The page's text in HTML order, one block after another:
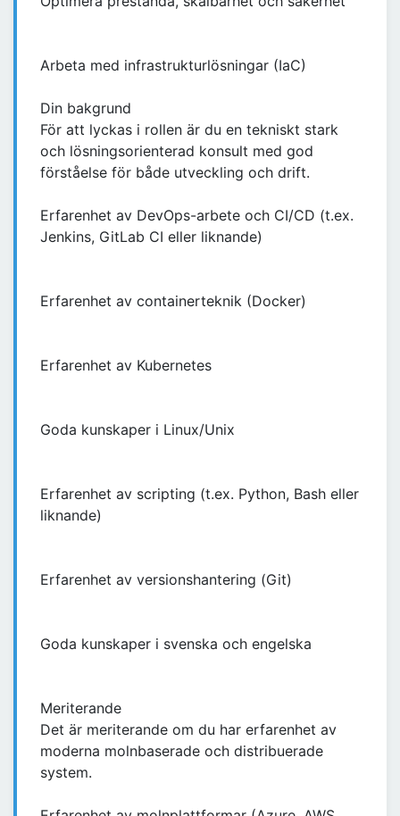
Arbeta med infrastrukturlösningar (IaC)
Din bakgrund
För att lyckas i rollen är du en tekniskt stark
och lösningsorienterad konsult med god
förståelse för både utveckling och drift.
Erfarenhet av DevOps-arbete och CI/CD (t.ex.
Jenkins, GitLab CI eller liknande)
Erfarenhet av containerteknik (Docker)
Erfarenhet av Kubernetes
Goda kunskaper i Linux/Unix
Erfarenhet av scripting (t.ex. Python, Bash eller
liknande)
Erfarenhet av versionshantering (Git)
Goda kunskaper i svenska och engelska
Meriterande
Det är meriterande om du har erfarenhet av
moderna molnbaserade och distribuerade
system.